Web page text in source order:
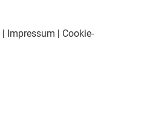
| Impressum | Cookie-